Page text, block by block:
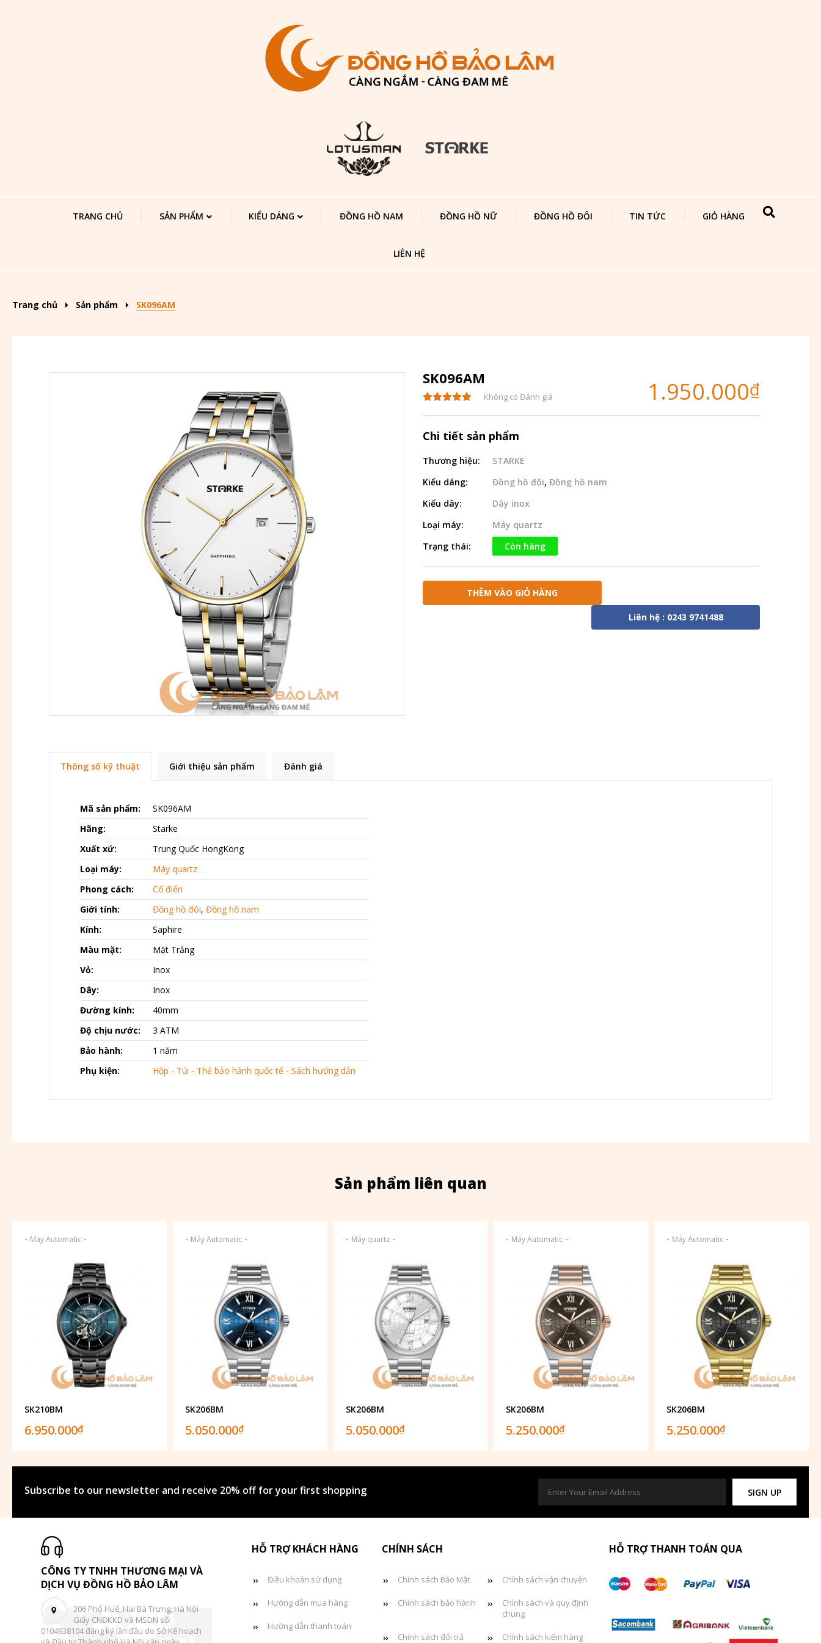
TRANG CHỦ SẢN PHẨM KIỂU DÁNG ĐỒNG HỒ NAM ĐỒNG HỒ NỮ ĐỒNG HỒ ĐÔI TIN TỨC GIỎ HÀNG
LIÊN HỆ
Trang chủ Sản phẩm SK096AM
SK096AM
Không có Đánh giá 1.950.000₫
Chi tiết sản phẩm
Thương hiệu:
STARKE
Kiểu dáng:
Đồng hồ đôi, Đồng hồ nam
Kiểu dây:
Dây inox
Loại máy:
Máy quartz
Trạng thái:
Còn hàng
THÊM VÀO GIỎ HÀNG
Liên hệ : 0243 9741488
Thông số kỹ thuật Giới thiệu sản phẩm Đánh giá
Mã sản phẩm:
SK096AM
Hãng:
Starke
Xuất xứ:
Trung Quốc HongKong
Loại máy:
Máy quartz
Phong cách:
Cổ điển
Giới tính:
Đồng hồ đôi, Đồng hồ nam
Kính:
Saphire
Màu mặt:
Mặt Trắng
Vỏ:
Inox
Dây:
Inox
Đường kính:
40mm
Độ chịu nước:
3 ATM
Bảo hành:
1 năm
Phụ kiện:
Hộp - Túi - Thẻ bảo hành quốc tế - Sách hướng dẫn
Sản phẩm liên quan
- Máy Automatic -
SK210BM
6.950.000₫
- Máy Automatic-
SK206BM
5.050.000₫
- Máy quartz-
SK206BM
5.050.000₫
- Máy Automatic -
SK206BM
5.250.000₫
- Máy Automatic -
SK206BM
5.250.000₫
Subscribe to our newsletter and receive 20% off for your first shopping SIGN UP
CÔNG TY TNHH THƯƠNG MẠI VÀ
DỊCH VỤ ĐỒNG HỒ BẢO LÂM
306 Phố Huế, Hai Bà Trưng, Hà Nội
Giấy CNĐKKD và MSDN số:
0104938104 đăng ký lần đầu do Sở Kế hoạch
HỖ TRỢ KHÁCH HÀNG
Điều khoản sử dụng
Hướng dẫn mua hàng
Hướng dẫn thanh toán
CHÍNH SÁCH
Chính sách Bảo Mật Chính sách vận chuyển
Chính sách bảo hành
Chính sách và quy định
chung
Chính sách đổi trả Chính sách kiểm hàng
HỖ TRỢ THANH TOÁN QUA